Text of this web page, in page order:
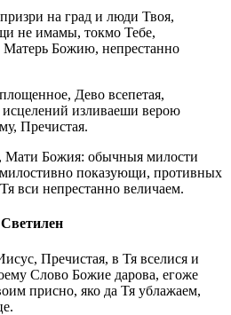
на град и люди Твоя,
не имамы, токмо Тебе,
Матерь Божию, непрестанно
Дево всепетая,
изливаеши верою
Пречистая.
Мати Божия: обычныя милости
показующи, противных
вси непрестанно величаем.
Светилен
Пречистая, в Тя вселися и
Слово Божие дарова, егоже
присно, яко да Тя ублажаем,